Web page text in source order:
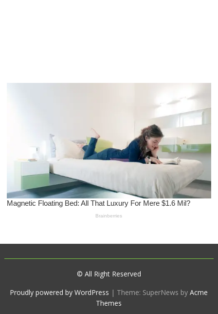
© All Right Reserved
Proudly powered by WordPress | Theme: SuperNews byAcme
Themes